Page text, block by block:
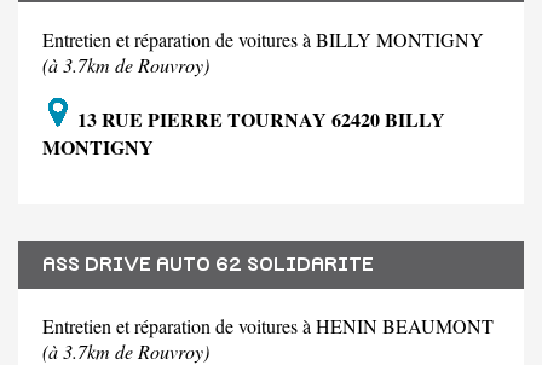
Entretien et réparation de voitures à BILLY MONTIGNY
(à 3.7km de Rouvroy)
13 RUE PIERRE TOURNAY 62420 BILLY
MONTIGNY
ASS DRIVE AUTO 62 SOLIDARITE
Entretien et réparation de voitures à HENIN BEAUMONT
(à 3.7km de Rouvroy)